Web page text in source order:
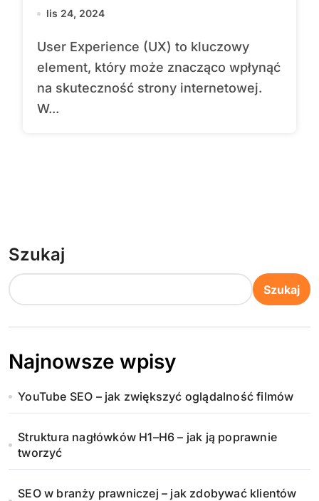
lis 24, 2024
User Experience (UX) to kluczowy
element, który może znacząco wpłynąć
na skuteczność strony internetowej.
W...
Szukaj
Szukaj
Najnowsze wpisy
YouTube SEO – jak zwiększyć oglądalność filmów
Struktura nagłówków H1–H6 – jak ją poprawnie
tworzyć
SEO w branży prawniczej – jak zdobywać klientów